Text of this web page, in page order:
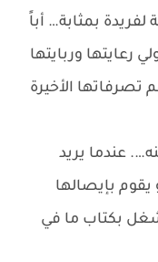
بمثابة… أباً
رعايتها وربايتها
الأخيرة
عندما يريد
بإيصالها
بكتاب ما في